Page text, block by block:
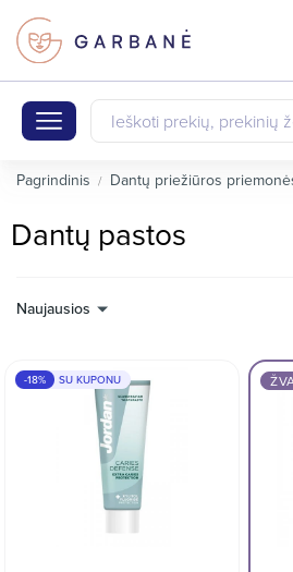
Pagrindinis Dantų priežiūros
Dantų pastos
Naujausios
-18% SU KUPONU